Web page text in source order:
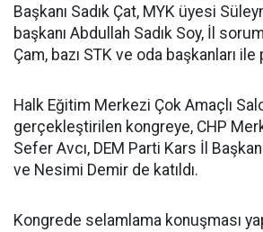
Başkanı Sadık Çat, MYK üyesi
başkanı Abdullah Sadık Soy, İl
Çam, bazı STK ve oda başkanları ile
Halk Eğitim Merkezi Çok Amaçlı
gerçekleştirilen kongreye, CHP
Sefer Avcı, DEM Parti Kars İl
ve Nesimi Demir de katıldı.
Kongrede selamlama konuşması